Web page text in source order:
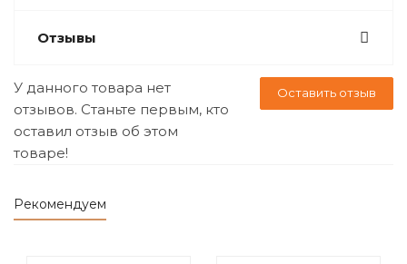
Отзывы
Оставить отзыв
У данного товара нет
отзывов. Станьте первым, кто
оставил отзыв об этом
товаре!
Рекомендуем